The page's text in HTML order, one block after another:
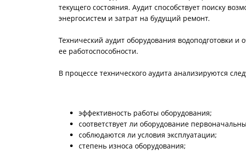
текущего состояния. Аудит способствует поиску
энергосистем и затрат на будущий ремонт.
Технический аудит оборудования водоподготовки
ее работоспособности.
В процессе технического аудита анализируются
эффективность работы оборудования;
соответствует ли оборудование
соблюдаются ли условия эксплуатации;
степень износа оборудования;